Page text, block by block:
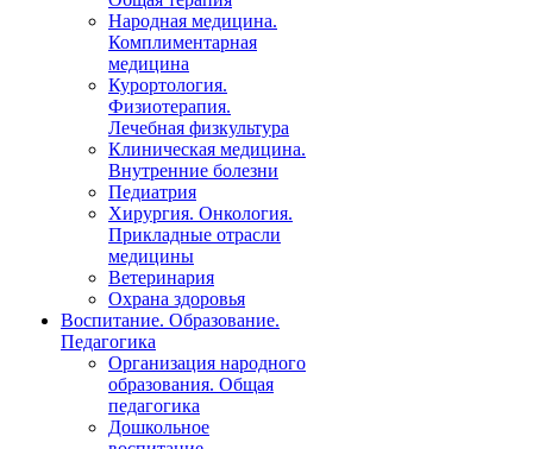
Народная медицина.
Комплиментарная
медицина
Курортология.
Физиотерапия.
Лечебная физкультура
Клиническая медицина.
Внутренние болезни
Педиатрия
Хирургия. Онкология.
Прикладные отрасли
медицины
Ветеринария
Охрана здоровья
Воспитание. Образование.
Педагогика
Организация народного
образования. Общая
педагогика
Дошкольное